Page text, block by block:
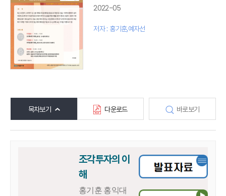
2022-05
저자 : 홍기훈,예자선
목차보기 다운로드 바로보기
조각투자의 이
해
홍기훈 홍익대